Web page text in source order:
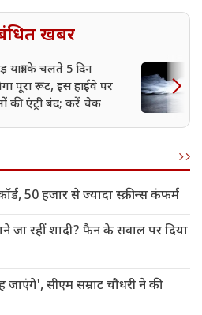
खबर
यात्रा के चलते 5 दिन
पूरा रूट, इस हाईवे पर
की एंट्री बंद; करें चेक
50 हजार से ज्यादा स्क्रीन्स कंफर्म
जा रहीं शादी? फैन के सवाल पर दिया
जाएंगे', सीएम सम्राट चौधरी ने की